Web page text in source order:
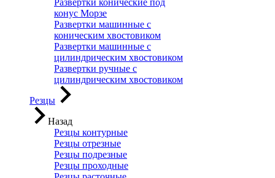
Развертки конические под
конус Морзе
Развертки машинные с
коническим хвостовиком
Развертки машинные с
цилиндрическим хвостовиком
Развертки ручные с
цилиндрическим хвостовиком
Резцы
Назад
Резцы контурные
Резцы отрезные
Резцы подрезные
Резцы проходные